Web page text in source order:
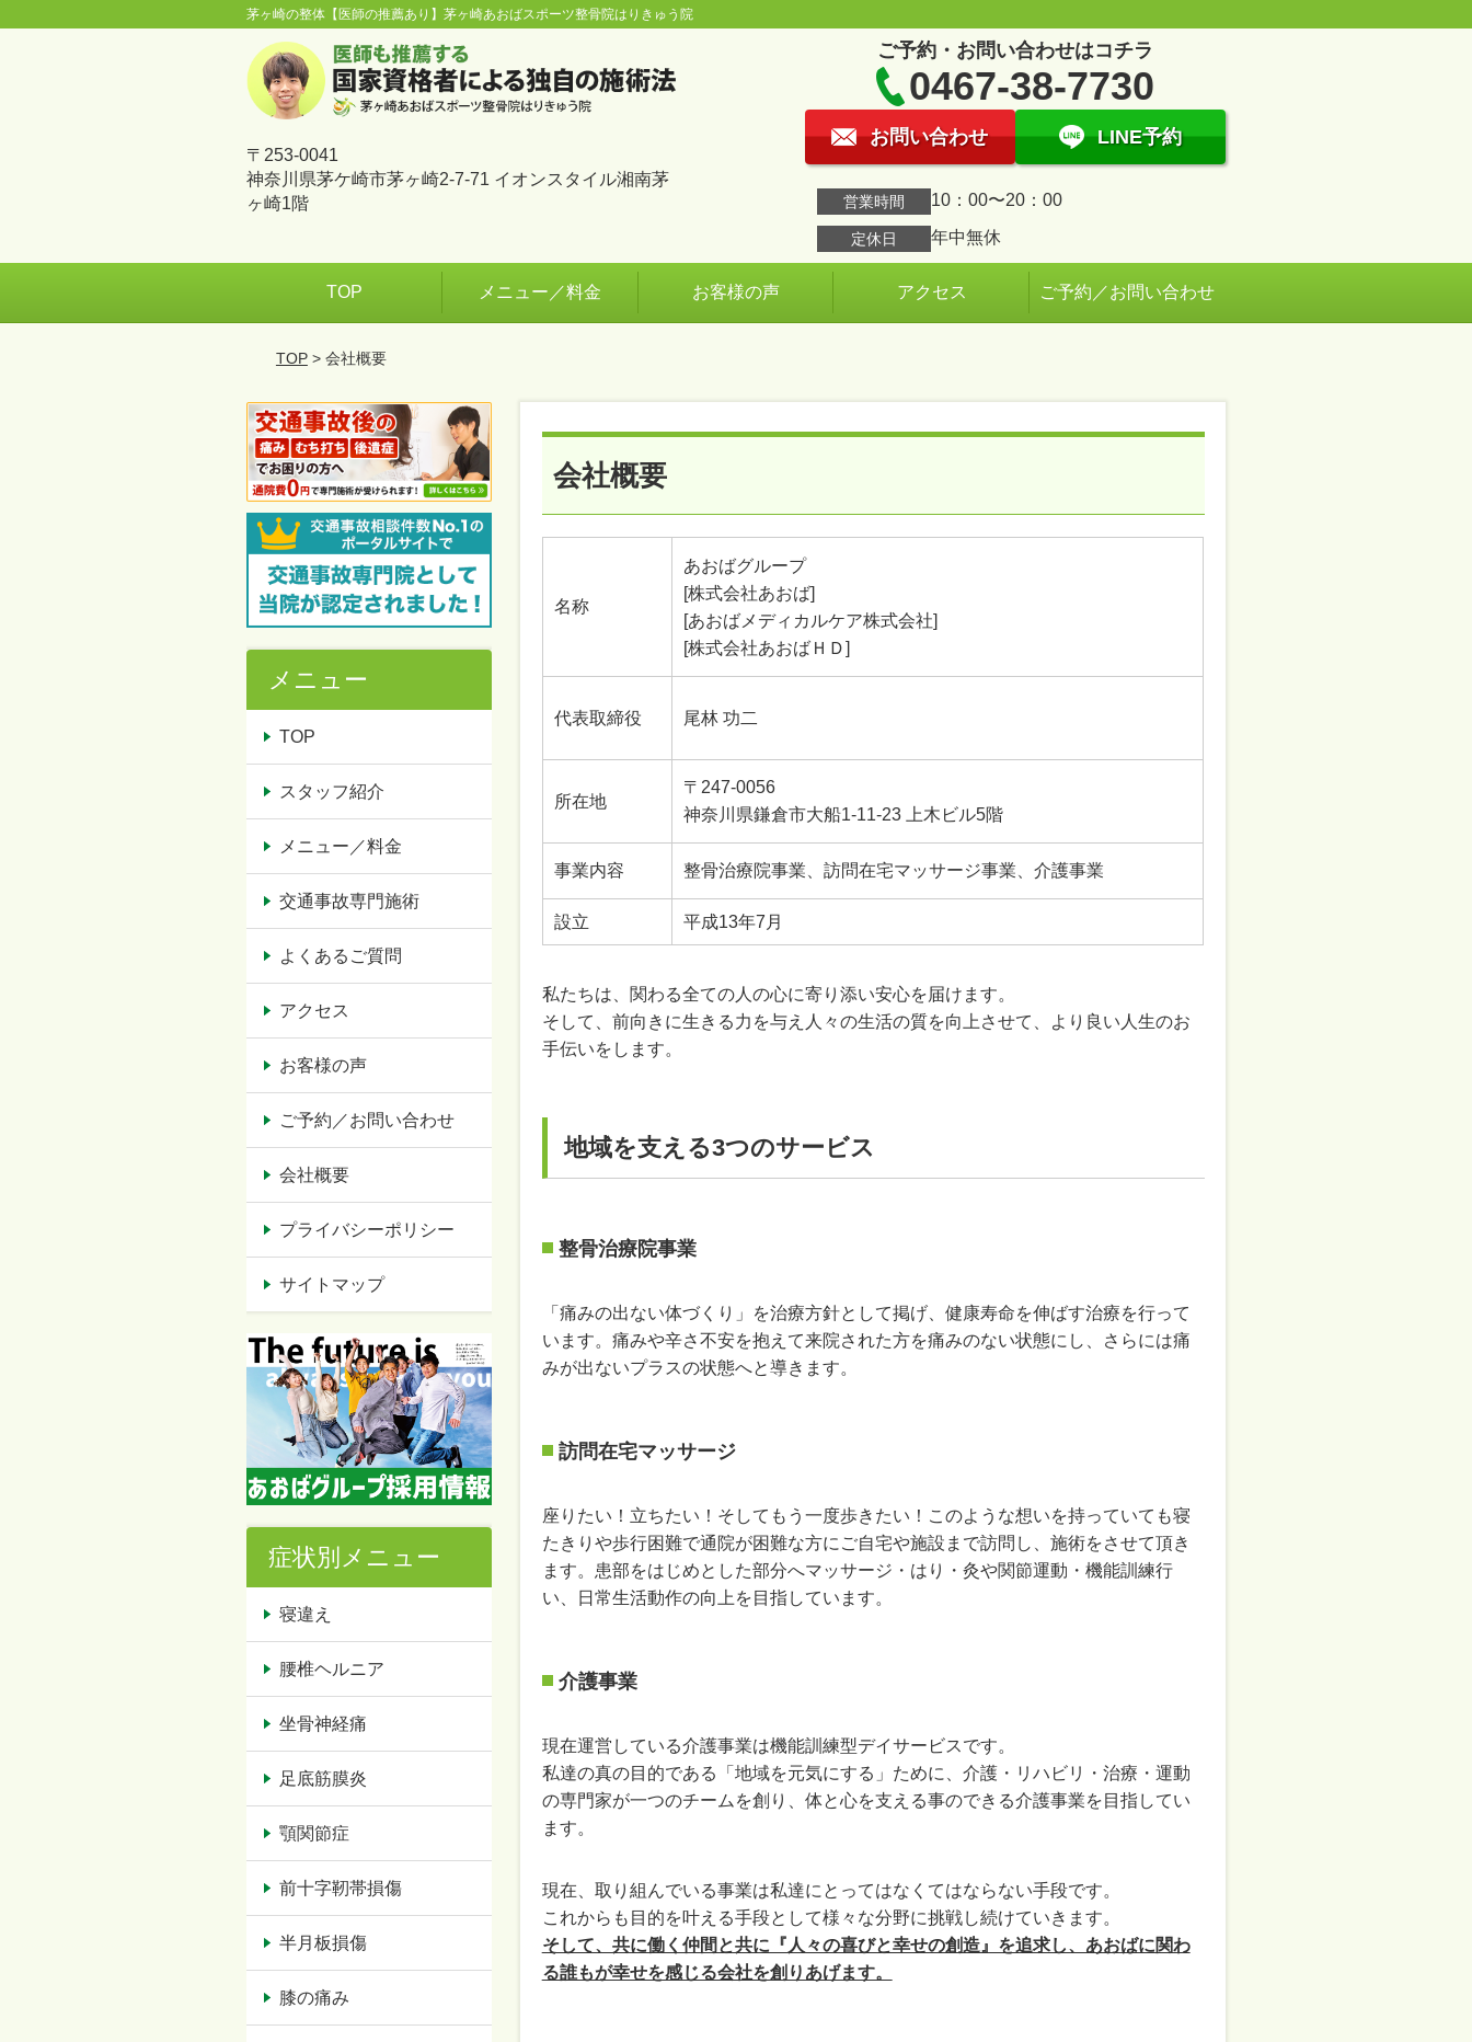
茅ヶ崎の整体【医師の推薦あり】茅ヶ崎あおばスポーツ整骨院はりきゅう院
〒253-0041
神奈川県茅ケ崎市茅ヶ崎2-7-71 イオンスタイル湘南茅
ヶ崎1階
ご予約・お問い合わせはコチラ
0467-38-7730
お問い合わせ LINE予約
営業時間 10：00〜20：00
定休日 年中無休
TOP メニュー／料金 お客様の声 アクセス ご予約／お問い合わせ
TOP> 会社概要
会社概要
名称
あおばグループ
[株式会社あおば]
[あおばメディカルケア株式会社]
[株式会社あおばＨＤ]
代表取締役 尾林 功二
所在地
〒247-0056
神奈川県鎌倉市大船1-11-23 上木ビル5階
事業内容 整骨治療院事業、訪問在宅マッサージ事業、介護事業
設立 平成13年7月
私たちは、関わる全ての人の心に寄り添い安心を届けます。
そして、前向きに生きる力を与え人々の生活の質を向上させて、より良い人生のお
手伝いをします。
地域を支える3つのサービス
整骨治療院事業
「痛みの出ない体づくり」を治療方針として掲げ、健康寿命を伸ばす治療を行って
います。痛みや辛さ不安を抱えて来院された方を痛みのない状態にし、さらには痛
みが出ないプラスの状態へと導きます。
訪問在宅マッサージ
座りたい！立ちたい！そしてもう一度歩きたい！このような想いを持っていても寝
たきりや歩行困難で通院が困難な方にご自宅や施設まで訪問し、施術をさせて頂き
ます。患部をはじめとした部分へマッサージ・はり・灸や関節運動・機能訓練行
い、日常生活動作の向上を目指しています。
介護事業
現在運営している介護事業は機能訓練型デイサービスです。
私達の真の目的である「地域を元気にする」ために、介護・リハビリ・治療・運動
の専門家が一つのチームを創り、体と心を支える事のできる介護事業を目指してい
ます。
現在、取り組んでいる事業は私達にとってはなくてはならない手段です。
これからも目的を叶える手段として様々な分野に挑戦し続けていきます。
そして、共に働く仲間と共に『人々の喜びと幸せの創造』を追求し、あおばに関わ
る誰もが幸せを感じる会社を創りあげます。
メニュー
TOP
スタッフ紹介
メニュー／料金
交通事故専門施術
よくあるご質問
アクセス
お客様の声
ご予約／お問い合わせ
会社概要
プライバシーポリシー
サイトマップ
症状別メニュー
寝違え
腰椎ヘルニア
坐骨神経痛
足底筋膜炎
顎関節症
前十字靭帯損傷
半月板損傷
膝の痛み